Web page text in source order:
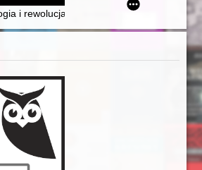
Minderheit "Tannen" in Osterode
Naukowa z okazji jubileuszu
i rewolucja : modernistyczna idea